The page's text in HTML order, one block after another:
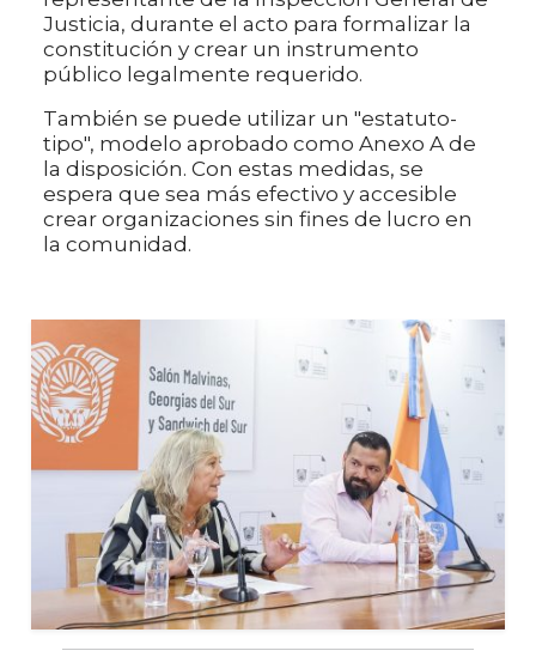
Justicia, durante el acto para formalizar la
constitución y crear un instrumento
público legalmente requerido.
También se puede utilizar un "estatuto-
tipo", modelo aprobado como Anexo A de
la disposición. Con estas medidas, se
espera que sea más efectivo y accesible
crear organizaciones sin fines de lucro en
la comunidad.